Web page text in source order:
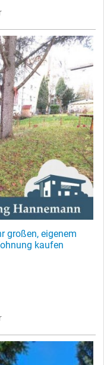
großen, eigenem
kaufen